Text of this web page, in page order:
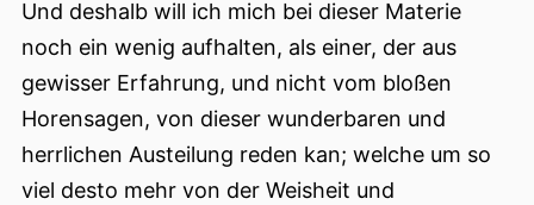
Und deshalb will ich mich bei dieser Materie
noch ein wenig aufhalten, als einer, der aus
gewisser Erfahrung, und nicht vom bloßen
Horensagen, von dieser wunderbaren und
herrlichen Austeilung reden kan; welche um so
viel desto mehr von der Weisheit und